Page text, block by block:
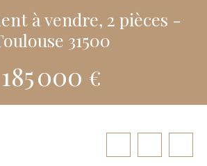
à vendre, 2 pièces -
31500
185 000 €